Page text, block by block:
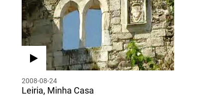
2008-08-24
Leiria, Minha Casa